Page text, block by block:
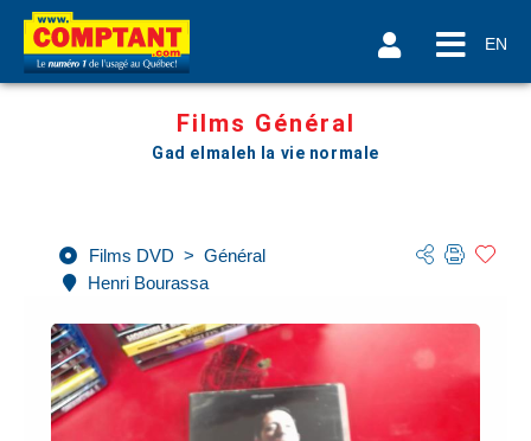
EN
Films Général
Gad elmaleh la vie normale
Films DVD > Général
Henri Bourassa